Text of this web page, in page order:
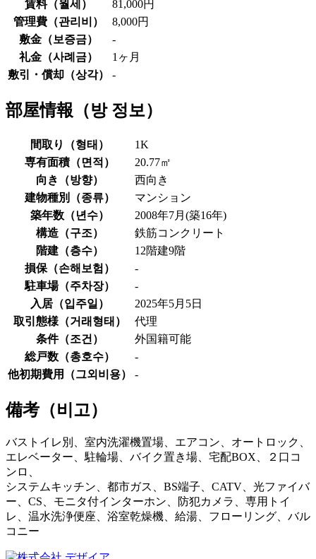
賃料（월세 ）
81,000円
管理費（관리비 ）
8,000円
敷金（보증금）
-
礼金（사례금）
1ヶ月
敷引・償却（상각） -
部屋情報（방 정보）
間取り（형태 ）
1K
専有面積（면적 ）
20.77㎡
向き（방향）
西向き
建物種別（종류）
マンション
築年数（년수）
2008年7月(築16年)
構造（구조）
鉄筋コンクリート
階建（층수）
12階建9階
損保（손해보험 ）
-
駐車場（주차장）
-
入居（입주일 ）
2025年5月5日
取引態様（거래형태 ）
代理
条件（조건 ）
外国籍可能
総戸数（총호수）
-
他初期費用（그외비용） -
備考（비고）
バストイレ別、室内洗濯機置場、エアコン、オートロック、
エレベーター、駐輪場、バイク置き場、宅配BOX、２口コ
ンロ、
システムキッチン、都市ガス、BS端子、CATV、光ファイバ
ー、CS、モニタ付インターホン、防犯カメラ、専用トイ
レ、温水洗浄便座、浴室乾燥機、給湯、フローリング、バル
コニー